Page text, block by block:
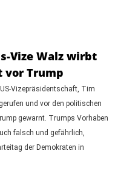
Vize Walz wirbt
vor Trump
Vizepräsidentschaft, Tim
und vor den politischen
gewarnt. Trumps Vorhaben
falsch und gefährlich,
der Demokraten in